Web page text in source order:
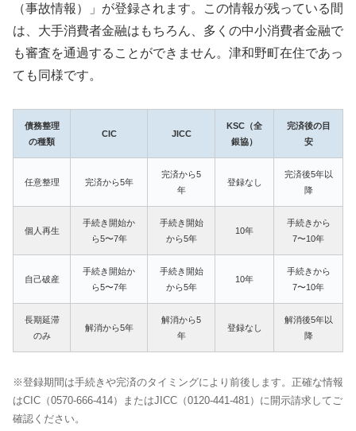
（事故情報）」が登録されます。この情報が残っている間
は、大手消費者金融はもちろん、多くの中小消費者金融で
も審査を通過することができません。津和野町在住であっ
ても同様です。
債務整理
の種類
CIC JICC
KSC（全
銀協）
完済後の目
安
任意整理 完済から5年
完済から5
年
登録なし
完済後5年以
降
個人再生
手続き開始か
ら5〜7年
手続き開始
から5年
10年
手続きから
7〜10年
自己破産
手続き開始か
ら5〜7年
手続き開始
から5年
10年
手続きから
7〜10年
長期延滞
のみ
解消から5年
解消から5
年
登録なし
解消後5年以
降
※登録期間は手続きや完済のタイミングにより前後します。正確な情報
はCIC（0570-666-414）またはJICC（0120-441-481）に開示請求してご
確認ください。